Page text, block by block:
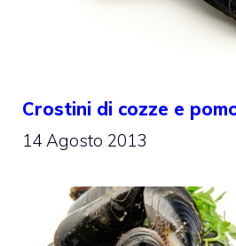
Crostini di cozze e
14 Agosto 2013